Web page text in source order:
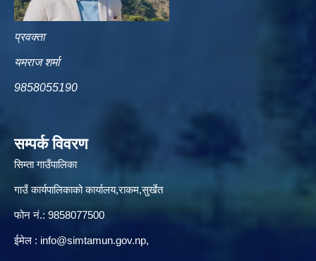
प्रवक्ता
यमराज शर्मा
9858055190
सम्पर्क विवरण
सिम्ता गाउँपालिका
गाउँ कार्यपालिकाको कार्यालय,राकम,सुर्खेत
फोन नं.: 9858077500
ईमेल‌ : info@simtamun.gov.np,